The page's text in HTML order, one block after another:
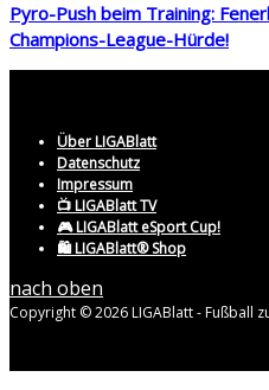
Pyro-Push beim Training:
Champions-League-Hürde!
Über LIGABlatt
Datenschutz
Impressum
📺 LIGABlatt TV
🎮 LIGABlatt eSport Cup!
🛍️ LIGABlatt® Shop
nach oben
Copyright © 2026 LIGABlatt - Fußball